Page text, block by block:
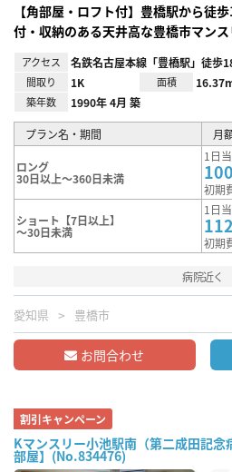
【角部屋・ロフト付】豊橋駅から徒
付・収納のある天井高な豊橋市マン
アクセス 名鉄名古屋本線「豊橋駅」徒歩
間取り 1K 面積
築年数 1990年 4月 築
プラン名・期間 月
ロング
30日以上～360日未満
1日
初期
ショート【7日以上】
～30日未満
1日
初期
病院近く
愛知県 豊橋市
お問合わせ
割引キャンペーン
Kマンスリー小池駅南（第二成田記念
部屋】(No.834476)